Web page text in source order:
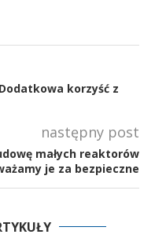
korzyść z
następny post
małych reaktorów
je za bezpieczne